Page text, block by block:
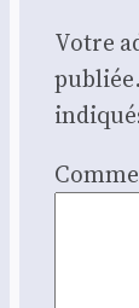
Votre
publiée.